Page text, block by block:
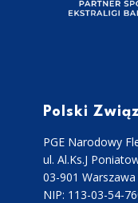
Polski
PGE Narodowy
ul. Al.Ks.J
03-901 Warszawa
NIP: 113-03-54-